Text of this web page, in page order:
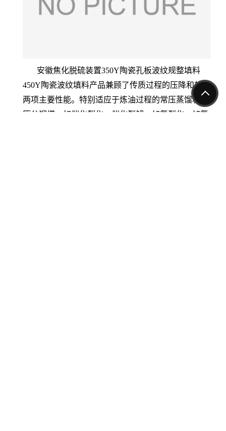
安徽焦化脱硫装置350Y陶瓷孔板波纹规整填料
450Y陶瓷波纹填料产品兼顾了传质过程的压降和效率
两项主要性能。特别适应于炼油过程的常压蒸馏和低
压分馏塔，如催化裂化、催化裂解、加氢裂化、加氢